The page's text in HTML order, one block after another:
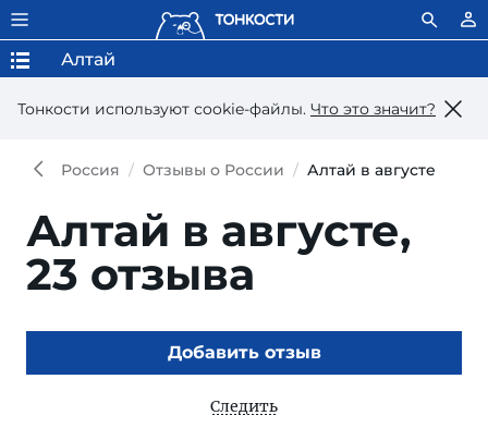
Тонкости используют сookie-файлы. Что это значит?
Алтай
Россия Отзывы о России Алтай в августе
Алтай в августе,
23 отзыва
Добавить отзыв
Следить